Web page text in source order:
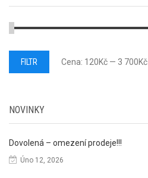
Minimální
Maximální
FILTR Cena: 120Kč — 3 700Kč
NOVINKY
Dovolená – omezení prodeje!!!
Úno 12, 2026